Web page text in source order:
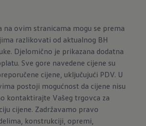
na ovim stranicama mogu se prema
razlikovati od aktualnog BH
Djelomično je prikazana dodatna
Sve gore navedene cijene su
cijene, uključujući PDV. U
postoji mogućnost da cijene nisu
kontaktirajte Vašeg trgovca za
cijene. Zadržavamo pravo
konstrukciji, opremi,